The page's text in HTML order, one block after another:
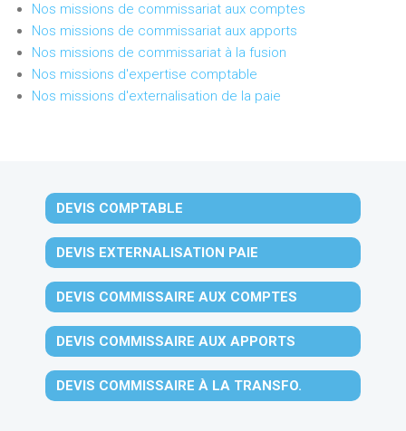
Nos missions de commissariat aux comptes
Nos missions de commissariat aux apports
Nos missions de commissariat à la fusion
Nos missions d'expertise comptable
Nos missions d'externalisation de la paie
DEVIS COMPTABLE
DEVIS EXTERNALISATION PAIE
DEVIS COMMISSAIRE AUX COMPTES
DEVIS COMMISSAIRE AUX APPORTS
DEVIS COMMISSAIRE À LA TRANSFO.